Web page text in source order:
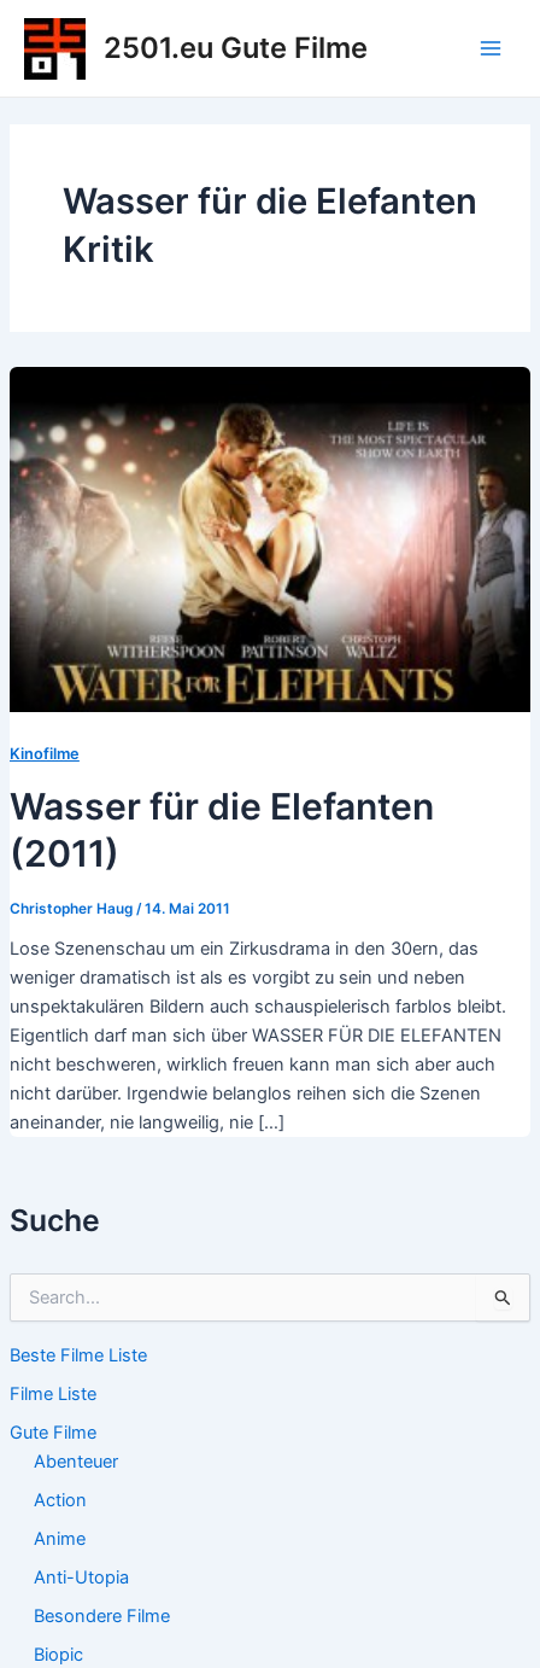
Zum
Inhalt
springen
2501.eu Gute Filme
Suche
h
n
n
Beste Filme Liste
Filme Liste
Gute Filme
Abenteuer
Action
Anime
Anti-Utopia
Besondere Filme
Biopic
Wasser für die Elefanten
Kritik
Kinofilme
Wasser für die Elefanten
(2011)
Christopher Haug /14. Mai 2011
Lose Szenenschau um ein Zirkusdrama in den 30ern, das
weniger dramatisch ist als es vorgibt zu sein und neben
unspektakulären Bildern auch schauspielerisch farblos bleibt.
Eigentlich darf man sich über WASSER FÜR DIE ELEFANTEN
nicht beschweren, wirklich freuen kann man sich aber auch
nicht darüber. Irgendwie belanglos reihen sich die Szenen
aneinander, nie langweilig, nie […]